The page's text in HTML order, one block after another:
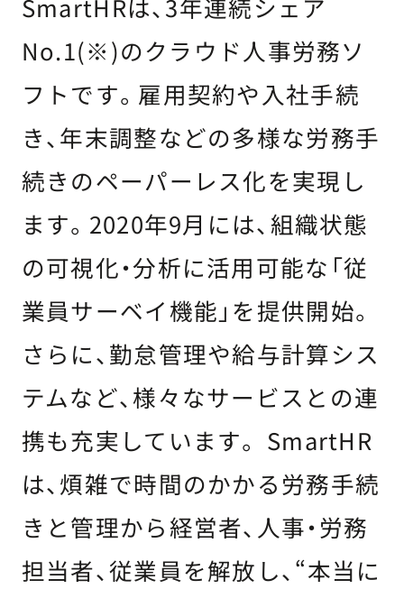
SmartHRは、3年連続シェア
No.1(※)のクラウド人事労務ソ
フトです。雇用契約や入社手続
き、年末調整などの多様な労務手
続きのペーパーレス化を実現し
ます。2020年9月には、組織状態
の可視化・分析に活用可能な「従
業員サーベイ機能」を提供開始。
さらに、勤怠管理や給与計算シス
テムなど、様々なサービスとの連
携も充実しています。 SmartHR
は、煩雑で時間のかかる労務手続
きと管理から経営者、人事・労務
担当者、従業員を解放し、“本当に